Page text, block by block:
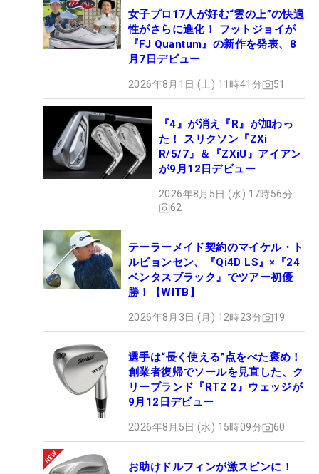
女子プロ17人が好む“雲の上”の快適
性がさらに進化！ フットジョイが
『FJ Quantum』の新作を発表、8
月7日デビュー
2026年8月1日 (土) 11時41分 51
『4』が消え『R』が加わっ
た！ スリクソン『ZXi
R/5/7』＆『ZXiU』アイアン
が9月12日デビュー
2026年8月5日 (水) 17時56分
62
テーラーメイド契約のマイケル・ト
ルビョンセン、『Qi4D LS』×『24
ベンタスブラック』でツアー初優
勝！【WITB】
2026年8月3日 (月) 12時23分 19
選手は“長く使える”点をべた褒め！
創業者復帰でソールを見直した、ク
リーブランド『RTZ 2』ウェッジが
9月12日デビュー
2026年8月5日 (水) 15時09分 60
お助けドルフィンが激スピンに！